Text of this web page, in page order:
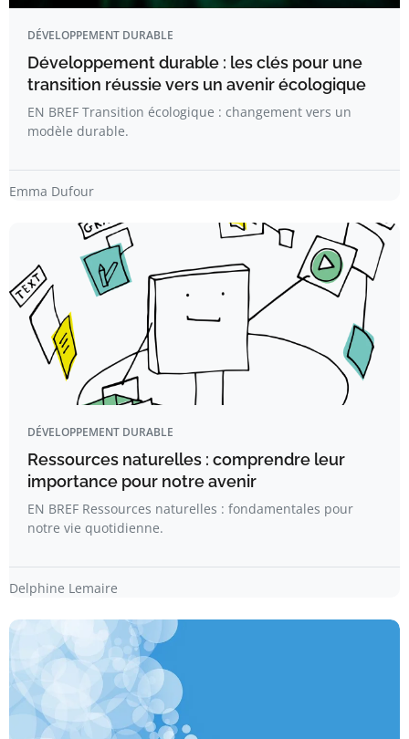
DÉVELOPPEMENT DURABLE
Développement durable : les clés pour une
transition réussie vers un avenir écologique
EN BREF Transition écologique : changement vers un
modèle durable.
Emma Dufour
DÉVELOPPEMENT DURABLE
Ressources naturelles : comprendre leur
importance pour notre avenir
EN BREF Ressources naturelles : fondamentales pour
notre vie quotidienne.
Delphine Lemaire